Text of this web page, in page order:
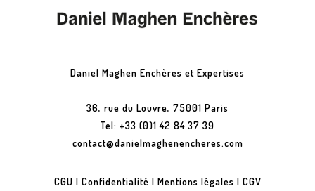
Daniel Maghen Enchères et Expertises
36, rue du Louvre, 75001 Paris
Tel: +33 (0)1 42 84 37 39
contact@danielmaghenencheres.com
CGU | Confidentialité | Mentions légales | CGV